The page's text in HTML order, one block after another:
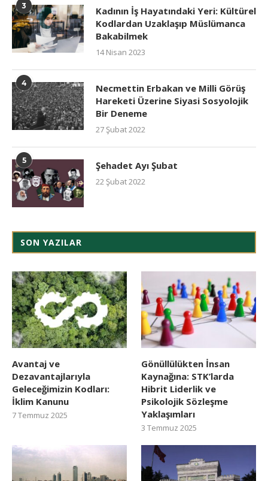
3
Kadının İş Hayatındaki Yeri: Kültürel
Kodlardan Uzaklaşıp Müslümanca
Bakabilmek
14 Nisan 2023
4
Necmettin Erbakan ve Milli Görüş
Hareketi Üzerine Siyasi Sosyolojik
Bir Deneme
27 Şubat 2022
5 Şehadet Ayı Şubat
22 Şubat 2022
SON YAZILAR
Avantaj ve
Dezavantajlarıyla
Geleceğimizin Kodları:
İklim Kanunu
7 Temmuz 2025
Gönüllülükten İnsan
Kaynağına: STK’larda
Hibrit Liderlik ve
Psikolojik Sözleşme
Yaklaşımları
3 Temmuz 2025